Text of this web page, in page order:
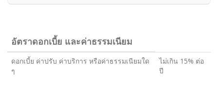
อัตราดอกเบี้ย และค่าธรรมเนียม
ดอกเบี้ย ค่าปรับ ค่าบริการ หรือค่าธรรมเนียมใด
ๆ
ไม่เกิน 15% ต่อ
ปี